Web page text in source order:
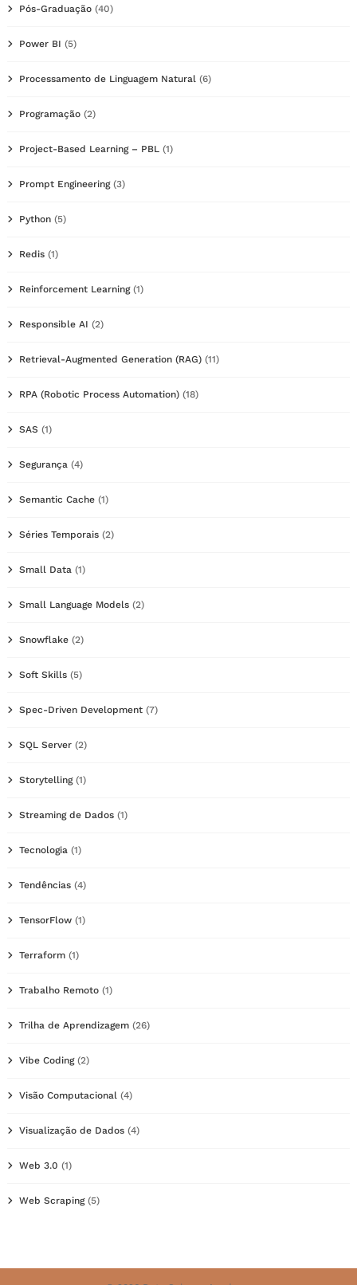
Pós-Graduação (40)
Power BI (5)
Processamento de Linguagem Natural (6)
Programação (2)
Project-Based Learning – PBL (1)
Prompt Engineering(3)
Python (5)
Redis (1)
Reinforcement Learning(1)
Responsible AI (2)
Retrieval-Augmented Generation (RAG) (11)
RPA (Robotic Process Automation) (18)
SAS (1)
Segurança (4)
Semantic Cache (1)
Séries Temporais (2)
Small Data (1)
Small Language Models (2)
Snowflake (2)
Soft Skills (5)
Spec-Driven Development (7)
SQL Server (2)
Storytelling(1)
Streaming de Dados (1)
Tecnologia (1)
Tendências (4)
TensorFlow (1)
Terraform (1)
Trabalho Remoto (1)
Trilha de Aprendizagem (26)
Vibe Coding(2)
Visão Computacional (4)
Visualização de Dados (4)
Web 3.0 (1)
Web Scraping(5)